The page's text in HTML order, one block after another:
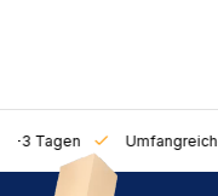
1-3 Tagen